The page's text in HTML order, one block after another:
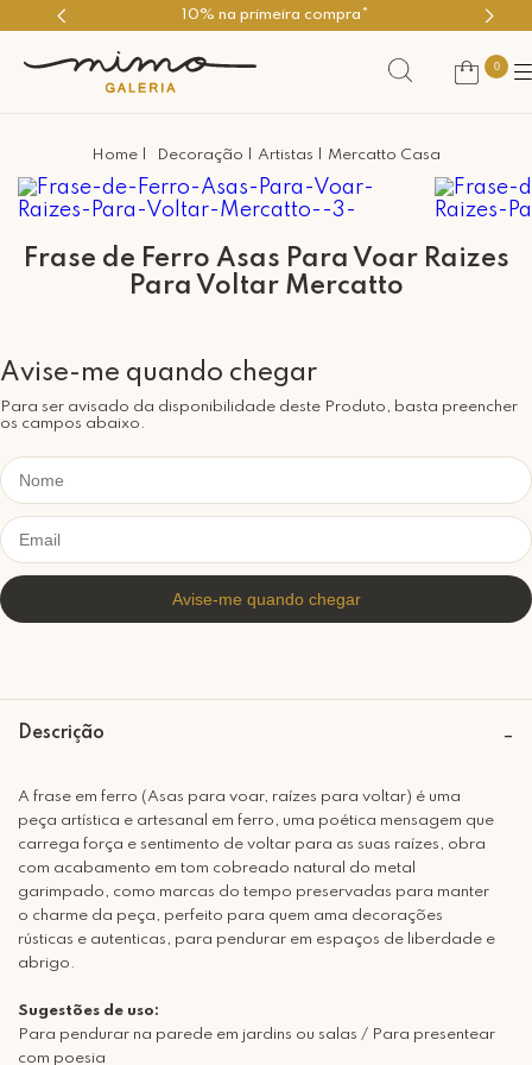
compra* Use o cupom
0
Decoração Artistas Mercatto Casa
Frase de Ferro Asas Para Voar Raizes
Para Voltar Mercatto
Para ser avisado da disponibilidade deste Produto, basta preencher
os campos abaixo.
Descrição
A frase em ferro (Asas para voar, raízes para voltar) é uma
peça artística e artesanal em ferro, uma poética mensagem que
carrega força e sentimento de voltar para as suas raízes, obra
com acabamento em tom cobreado natural do metal
garimpado, como marcas do tempo preservadas para manter
o charme da peça, perfeito para quem ama decorações
rústicas e autenticas, para pendurar em espaços de liberdade e
abrigo.
Sugestões de uso:
Para pendurar na parede em jardins ou salas / Para presentear
com poesia